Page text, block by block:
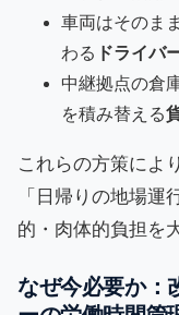
車両はそのま
わる ドライバ
中継拠点の倉
を積み替える
これらの方策によ
「日帰りの地場運
的・肉体的負担を
なぜ今必要か：